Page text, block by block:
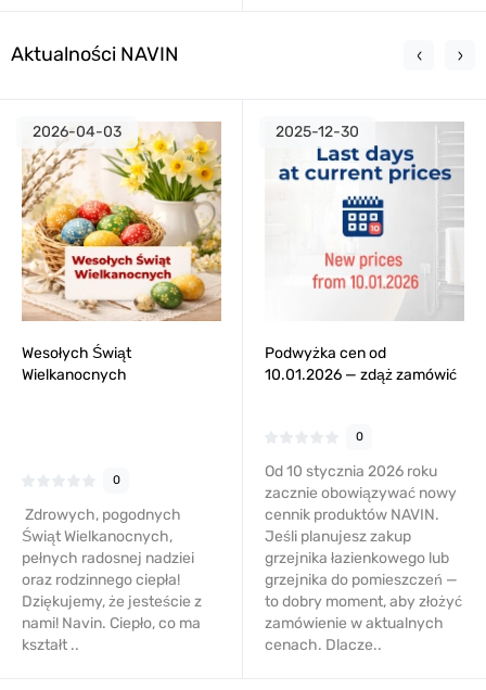
Aktualności NAVIN
2026-04-03
Wesołych Świąt
Wielkanocnych
0
Zdrowych, pogodnych
Świąt Wielkanocnych,
pełnych radosnej nadziei
oraz rodzinnego ciepła!
Dziękujemy, że jesteście z
nami! Navin. Ciepło, co ma
kształt ..
2025-12-30
Podwyżka cen od
10.01.2026 — zdąż zamówić
0
Od 10 stycznia 2026 roku
zacznie obowiązywać nowy
cennik produktów NAVIN.
Jeśli planujesz zakup
grzejnika łazienkowego lub
grzejnika do pomieszczeń —
to dobry moment, aby złożyć
zamówienie w aktualnych
cenach. Dlacze..